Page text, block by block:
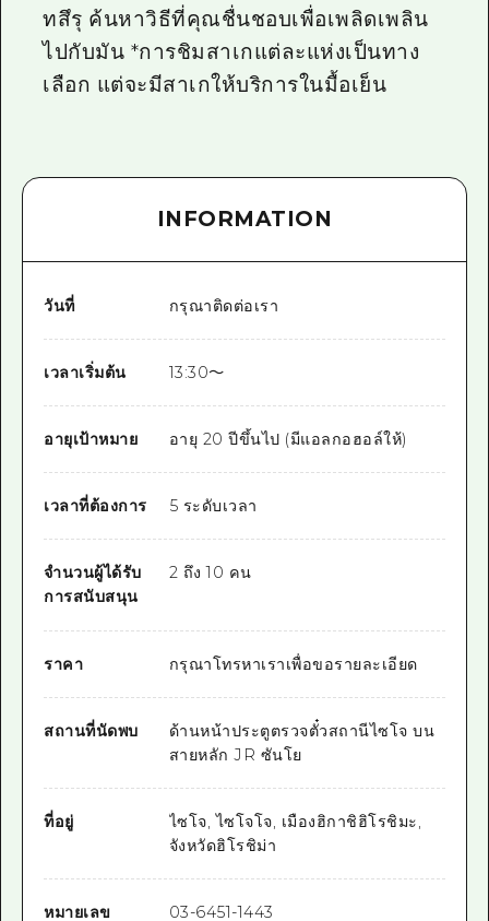
ทสึรุ ค้นหาวิธีที่คุณชื่นชอบเพื่อเพลิดเพลิน
ไปกับมัน *การชิมสาเกแต่ละแห่งเป็นทาง
เลือก แต่จะมีสาเกให้บริการในมื้อเย็น
INFORMATION
วันที่ กรุณาติดต่อเรา
เวลาเริ่มต้น 13:30〜
อายุเป้าหมาย อายุ 20 ปีขึ้นไป (มีแอลกอฮอล์ให้)
เวลาที่ต้องการ 5 ระดับเวลา
จำนวนผู้ได้รับ
การสนับสนุน
2 ถึง 10 คน
ราคา กรุณาโทรหาเราเพื่อขอรายละเอียด
สถานที่นัดพบ
ด้านหน้าประตูตรวจตั๋วสถานีไซโจ บน
สายหลัก JR ซันโย
ที่อยู่
ไซโจ, ไซโจโจ, เมืองฮิกาชิฮิโรชิมะ,
จังหวัดฮิโรชิม่า
หมายเลข 03-6451-1443